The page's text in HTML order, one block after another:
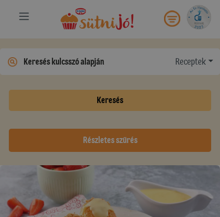
Receptek
Keresés
Részletes szűrés